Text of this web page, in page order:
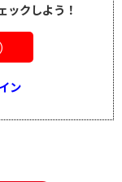
ックしよう！
ン